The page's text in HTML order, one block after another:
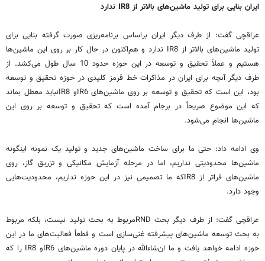
ایران بنایی برای تولید ماشین‌های بالاتر از IR8 ندارد
عراقچی گفت: از طرف دیگر ایران براساس برنامه‌ریزی صورت گرفته بنایی برای
تولید ماشین‌های بالاتر از IR8 ندارد و هم‌اکنون در حال کار بر روی این ماشین‌ها
هستیم و عملاً تحقیق و توسعه در این حوزه حدود 10 سال طول می‌کشد. از
طرف دیگر آنچه برای ایران در مذاکرات خط قرمز کلیدی در حوزه تحقیق و توسعه
بود،‌ این است که تحقیق و توسعه بر روی ماشین‌های IR6و IR8نباید معطل بماند
که این موضوع صریحاً در برجام آمده است که تحقیق و توسعه بر روی این
ماشین‌ها انجام می‌شود.
وی ادامه داد: حتی ما برای ساخت ماشین‌های جدید و تولید یک نمونه اینگونه
ماشین‌ها محدودیتی نداریم، اما در مرحله آزمایش مکانیکی و تزریق گاز، روی
ماشین‌های فراتر از IR8که ما تصمیمی نیز در این حوزه نداریم، محدودیت‌هایی
وجود دارد.
عراقچی گفت: از طرف دیگر بحث RNDمربوط به بحث تولید نیست، بلکه مربوط
به بحث توسعه ماشین‌های پیشرفته غنی‌سازی است و قطعاً فعالیت‌های ما در این
حوزه ادامه خواهد یافت و ما ان‌شاءالله در پایان دوره ماشین‌های IR6و IR8 را که